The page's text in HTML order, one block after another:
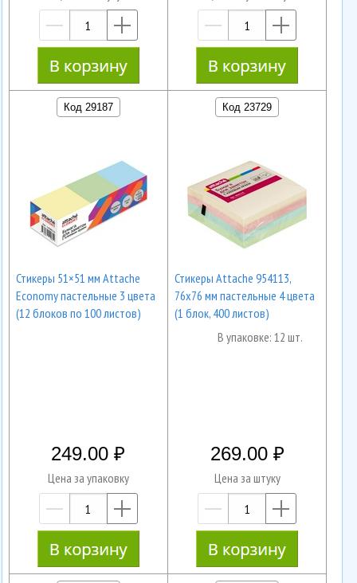
— —
Код 29187
Стикеры 51×51 мм Attache
Economy пастельные 3 цвета
(12 блоков по 100 листов)
249.00
Цена за упаковку
—
Код 23729
Стикеры Attache 954113,
76x76 мм пастельные 4 цвета
(1 блок, 400 листов)
В упаковке: 12 шт.
269.00
Цена за штуку
—